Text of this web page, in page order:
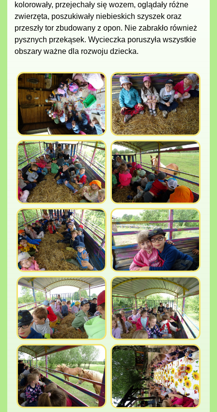
kolorowały, przejechały się wozem, oglądały różne
zwierzęta, poszukiwały niebieskich szyszek oraz
przeszły tor zbudowany z opon. Nie zabrakło również
pysznych przekąsek. Wycieczka poruszyła wszystkie
obszary ważne dla rozwoju dziecka.